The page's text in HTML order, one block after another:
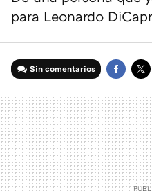
para Leonardo
Sin comentarios